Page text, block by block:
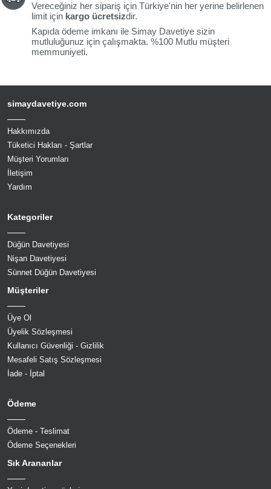
Vereceğiniz her sipariş için Türkiye'nin her yerine belirlenen
limit için kargo ücretsizdir.
Kapıda ödeme imkanı ile Simay Davetiye sizin
mutluluğunuz için çalışmakta. %100 Mutlu müşteri
memmuniyeti.
simaydavetiye.com
Hakkımızda
Tüketici Hakları - Şartlar
Müşteri Yorumları
İletişim
Yardım
Kategoriler
Düğün Davetiyesi
Nişan Davetiyesi
Sünnet Düğün Davetiyesi
Müşteriler
Üye Ol
Üyelik Sözleşmesi
Kullanıcı Güvenliği - Gizlilik
Mesafeli Satış Sözleşmesi
İade - İptal
Ödeme
Ödeme - Teslimat
Ödeme Seçenekleri
Sık Arananlar